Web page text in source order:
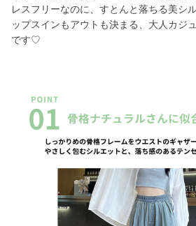
レスフリーなのに、すとんと落ちる美シ
ップスインもアウトも決まる、大人カジ
です♡